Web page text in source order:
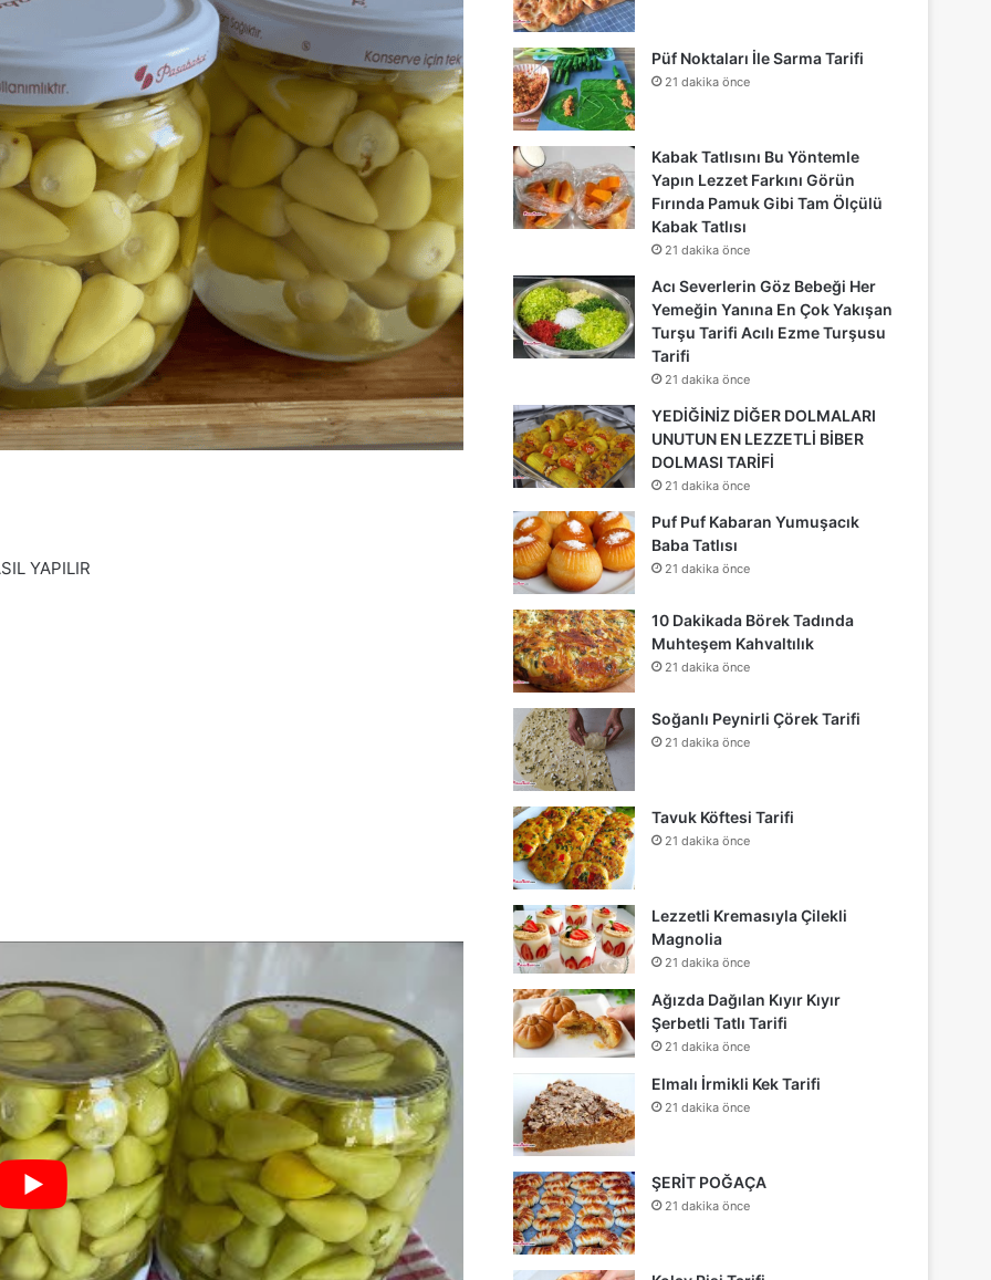
YAPILIR
Püf Noktaları İle Sarma Tarifi
21 dakika önce
Kabak Tatlısını Bu Yöntemle
Yapın Lezzet Farkını Görün
Fırında Pamuk Gibi Tam Ölçülü
Kabak Tatlısı
21 dakika önce
Acı Severlerin Göz Bebeği Her
Yemeğin Yanına En Çok Yakışan
Turşu Tarifi Acılı Ezme Turşusu
Tarifi
21 dakika önce
YEDİĞİNİZ DİĞER DOLMALARI
UNUTUN EN LEZZETLİ BİBER
DOLMASI TARİFİ
21 dakika önce
Puf Puf Kabaran Yumuşacık
Baba Tatlısı
21 dakika önce
10 Dakikada Börek Tadında
Muhteşem Kahvaltılık
21 dakika önce
Soğanlı Peynirli Çörek Tarifi
21 dakika önce
Tavuk Köftesi Tarifi
21 dakika önce
Lezzetli Kremasıyla Çilekli
Magnolia
21 dakika önce
Ağızda Dağılan Kıyır Kıyır
Şerbetli Tatlı Tarifi
21 dakika önce
Elmalı İrmikli Kek Tarifi
21 dakika önce
ŞERİT POĞAÇA
21 dakika önce